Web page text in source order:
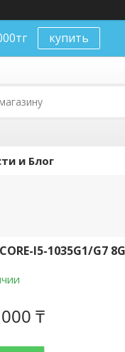
купить
и Блог
I5-1035G1/G7
₸